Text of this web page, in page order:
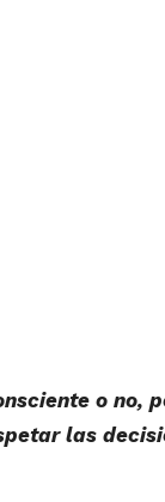
o no,
las